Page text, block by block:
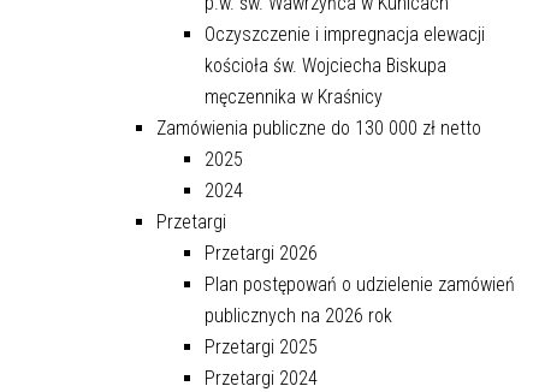
Oczyszczenie i impregnacja elewacji
kościoła św. Wojciecha Biskupa
męczennika w Kraśnicy
Zamówienia publiczne do 130 000 zł netto
2025
2024
Przetargi
Przetargi 2026
Plan postępowań o udzielenie zamówień
publicznych na 2026 rok
Przetargi 2025
Przetargi 2024